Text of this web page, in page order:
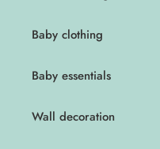
Baby clothing
Baby essentials
Wall decoration